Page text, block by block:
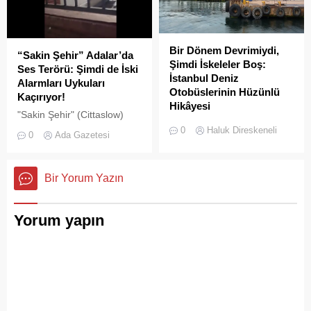
“Sakin Şehir” Adalar’da
Ses Terörü: Şimdi de İski
Alarmları Uykuları
Kaçırıyor!
"Sakin Şehir" (Cittaslow)
Adalar'da gürültü kirliliği
0 Ada Gazetesi
Bir Dönem Devrimiydi,
Şimdi İskeleler Boş:
İstanbul Deniz
Otobüslerinin Hüzünlü
Hikâyesi
2000’li yılların başında
İstanbul’da deniz ulaşımı,
konforlu güvenli bir yaşam
0 Haluk Direskeneli
Bir Yorum Yazın
Yorum yapın